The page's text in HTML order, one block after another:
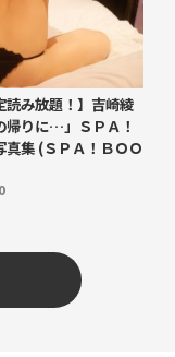
読み放題！】吉崎綾
帰りに…」ＳＰＡ！
真集 (ＳＰＡ！ＢＯＯ